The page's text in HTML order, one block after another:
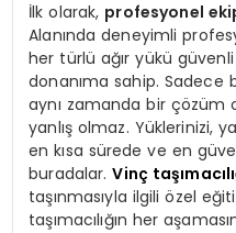
İlk olarak, profesyonel
Alanında deneyimli
her türlü ağır yükü
donanıma sahip. Sadece
aynı zamanda bir çözüm
yanlış olmaz. Yüklerinizi,
en kısa sürede ve en
buradalar.Vinç
taşınmasıyla ilgili özel
taşımacılığın her